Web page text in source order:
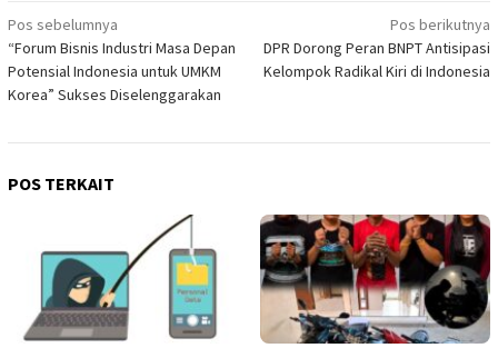
Navigasi
pos
Pos sebelumnya
“Forum Bisnis Industri Masa Depan
Potensial Indonesia untuk UMKM
Korea” Sukses Diselenggarakan
Pos berikutnya
DPR Dorong Peran BNPT Antisipasi
Kelompok Radikal Kiri di Indonesia
POS TERKAIT